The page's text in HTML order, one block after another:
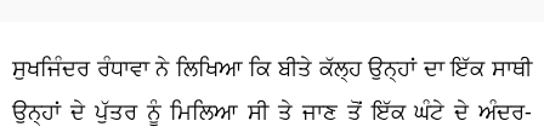
ਸੁਖਜਿੰਦਰ ਰੰਧਾਵਾ ਨੇ ਲਿਖਿਆ ਕਿ ਬੀਤੇ ਕੱਲ੍ਹ ਉਨ੍ਹਾਂ ਦਾ ਇੱਕ ਸਾਥੀ
ਉਨ੍ਹਾਂ ਦੇ ਪੁੱਤਰ ਨੂੰ ਮਿਲਿਆ ਸੀ ਤੇ ਜਾਣ ਤੋਂ ਇੱਕ ਘੰਟੇ ਦੇ ਅੰਦਰ-